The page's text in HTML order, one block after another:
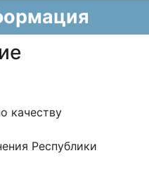
качеству
Республики